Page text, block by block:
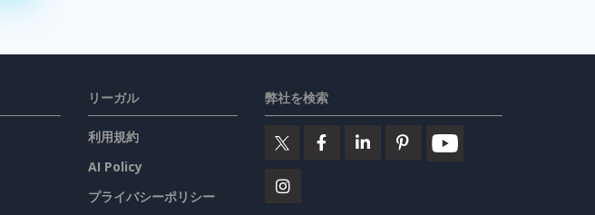
リーガル
利用規約
AI Policy
プライバシーポリシー
弊社を検索